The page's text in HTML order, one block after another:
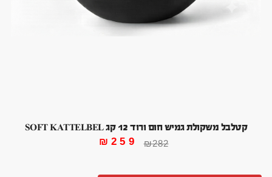
קטלבל משקולת גמיש חום ורוד 12 קג SOFT KATTELBEL
₪282
₪ 259